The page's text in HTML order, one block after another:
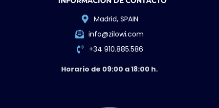
Madrid, SPAIN
info@zilowi.com
+34 910.885.586
Horario de 09:00 a 18:00 h.